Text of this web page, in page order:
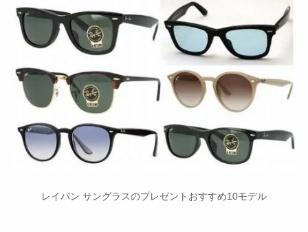
レイバン サングラスのプレゼントおすすめ10モデル